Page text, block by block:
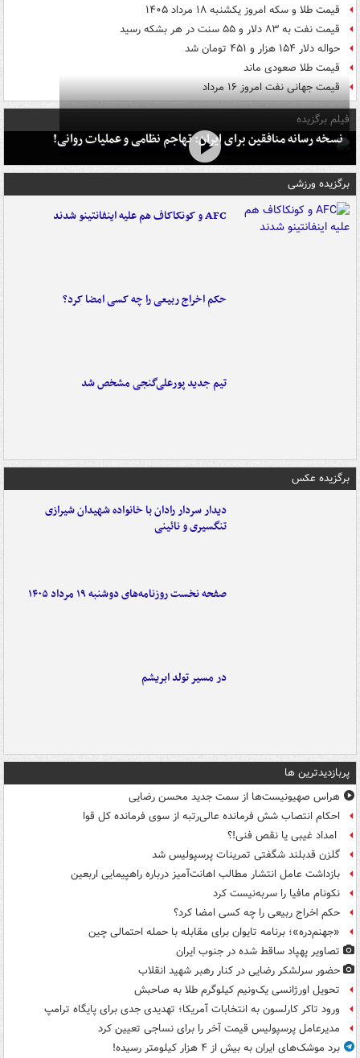
قیمت طلا و سکه امروز یکشنبه ۱۸ مرداد ۱۴۰۵
قیمت نفت به ۸۳ دلار و ۵۵ سنت در هر بشکه رسید
حواله دلار ۱۵۴ هزار و ۴۵۱ تومان شد
قیمت طلا صعودی ماند
قیمت جهانی نفت امروز ۱۶ مرداد
فیلم برگزیده
نسخه رسانه منافقین برای ایران: تهاجم نظامی و عملیات روانی!
برگزیده ورزشی
AFC و کونکاکاف هم علیه اینفانتینو شدند
حکم اخراج ربیعی را چه کسی امضا کرد؟
تیم جدید پورعلی‌گنجی مشخص شد
برگزیده عکس
دیدار سردار رادان با خانواده‌ شهیدان شیرازی
تنگسیری و نائینی
صفحه نخست روزنامه‌های دوشنبه ۱۹ مرداد ۱۴۰۵
در مسیر تولد ابریشم
پربازدیدترین ها
هراس صهیونیست‌ها از سمت جدید محسن رضایی
احکام انتصاب شش فرمانده عالی‌رتبه از سوی فرمانده کل قوا
امداد غیبی یا نقص فنی!؟
گلزن قدبلند شگفتی تمرینات پرسپولیس شد
بازداشت عامل انتشار مطالب اهانت‌آمیز درباره راهپیمایی اربعین
نکونام مافیا را سربه‌نیست کرد
حکم اخراج ربیعی را چه کسی امضا کرد؟
«جهنم‌دره»؛ برنامه تایوان برای مقابله با حمله احتمالی چین
تصاویر پهپاد ساقط شده در جنوب ایران
حضور سرلشکر رضایی در کنار رهبر شهید انقلاب
تحویل اورژانسی یک‌ونیم کیلوگرم طلا به صاحبش
ورود تاکر کارلسون به انتخابات آمریکا؛ تهدیدی جدی برای پایگاه ترامپ
مدیرعامل پرسپولیس قیمت آخر را برای نساجی تعیین کرد
برد موشک‌های ایران به بیش از ۴ هزار کیلومتر رسیده!